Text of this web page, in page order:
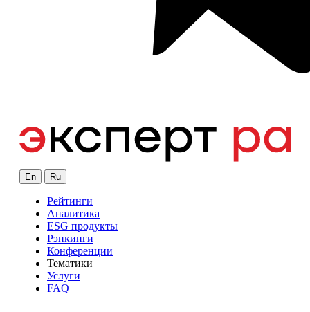
En Ru
Рейтинги
Аналитика
ESG продукты
Рэнкинги
Конференции
Тематики
Услуги
FAQ